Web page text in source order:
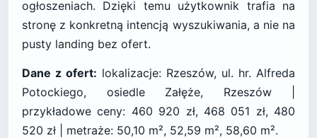
ogłoszeniach. Dzięki temu użytkownik trafia na
stronę z konkretną intencją wyszukiwania, a nie na
pusty landing bez ofert.
Dane z ofert: lokalizacje: Rzeszów, ul. hr. Alfreda
Potockiego, osiedle Załęże, Rzeszów |
przykładowe ceny: 460 920 zł, 468 051 zł, 480
520 zł | metraże: 50,10 m², 52,59 m², 58,60 m².